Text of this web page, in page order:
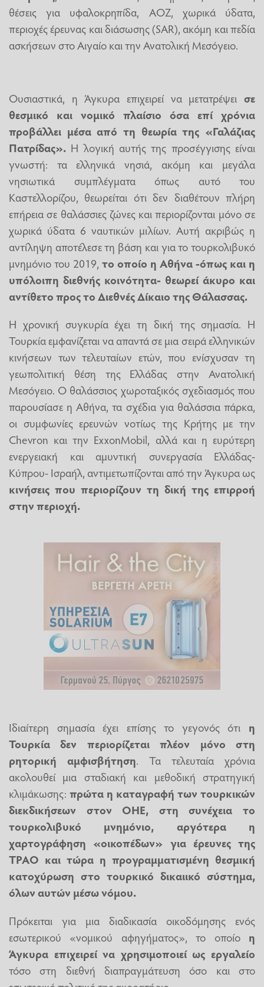
θέσεις για υφαλοκρηπίδα, ΑΟΖ, χωρικά ύδατα,
περιοχές έρευνας και διάσωσης (SAR), ακόμη και πεδία
ασκήσεων στο Αιγαίο και την Ανατολική Μεσόγειο.
Ουσιαστικά, η Άγκυρα επιχειρεί να μετατρέψει σε
θεσμικό και νομικό πλαίσιο όσα επί χρόνια
προβάλλει μέσα από τη θεωρία της «Γαλάζιας
Πατρίδας». Η λογική αυτής της προσέγγισης είναι
γνωστή: τα ελληνικά νησιά, ακόμη και μεγάλα
νησιωτικά συμπλέγματα όπως αυτό του
Καστελλορίζου, θεωρείται ότι δεν διαθέτουν πλήρη
επήρεια σε θαλάσσιες ζώνες και περιορίζονται μόνο σε
χωρικά ύδατα 6 ναυτικών μιλίων. Αυτή ακριβώς η
αντίληψη αποτέλεσε τη βάση και για το τουρκολιβυκό
μνημόνιο του 2019, το οποίο η Αθήνα -όπως και η
υπόλοιπη διεθνής κοινότητα- θεωρεί άκυρο και
αντίθετο προς το Διεθνές Δίκαιο της Θάλασσας.
Η χρονική συγκυρία έχει τη δική της σημασία. Η
Τουρκία εμφανίζεται να απαντά σε μια σειρά ελληνικών
κινήσεων των τελευταίων ετών, που ενίσχυσαν τη
γεωπολιτική θέση της Ελλάδας στην Ανατολική
Μεσόγειο. Ο θαλάσσιος χωροταξικός σχεδιασμός που
παρουσίασε η Αθήνα, τα σχέδια για θαλάσσια πάρκα,
οι συμφωνίες ερευνών νοτίως της Κρήτης με την
Chevron και την ExxonMobil, αλλά και η ευρύτερη
ενεργειακή και αμυντική συνεργασία Ελλάδας-
Κύπρου- Ισραήλ, αντιμετωπίζονται από την Άγκυρα ως
κινήσεις που περιορίζουν τη δική της επιρροή
στην περιοχή.
Ιδιαίτερη σημασία έχει επίσης το γεγονός ότι η
Τουρκία δεν περιορίζεται πλέον μόνο στη
ρητορική αμφισβήτηση. Τα τελευταία χρόνια
ακολουθεί μια σταδιακή και μεθοδική στρατηγική
κλιμάκωσης: πρώτα η καταγραφή των τουρκικών
διεκδικήσεων στον ΟΗΕ, στη συνέχεια το
τουρκολιβυκό μνημόνιο, αργότερα η
χαρτογράφηση «οικοπέδων» για έρευνες της
ΤΡΑΟ και τώρα η προγραμματισμένη θεσμική
κατοχύρωση στο τουρκικό δικαιικό σύστημα,
όλων αυτών μέσω νόμου.
Πρόκειται για μια διαδικασία οικοδόμησης ενός
εσωτερικού «νομικού αφηγήματος», το οποίο η
Άγκυρα επιχειρεί να χρησιμοποιεί ως εργαλείο
τόσο στη διεθνή διαπραγμάτευση όσο και στο